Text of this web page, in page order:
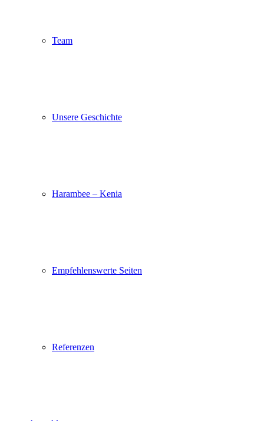
Team
Unsere Geschichte
Harambee – Kenia
Empfehlenswerte Seiten
Referenzen